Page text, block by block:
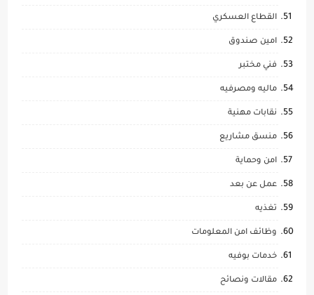
القطاع العسكري
امين صندوق
فني مختبر
ماليه ومصرفيه
نقابات مهنية
منسق مشاريع
امن وحماية
عمل عن بعد
تغذيه
وظائف امن المعلومات
خدمات بوفيه
مقالات ونصائح